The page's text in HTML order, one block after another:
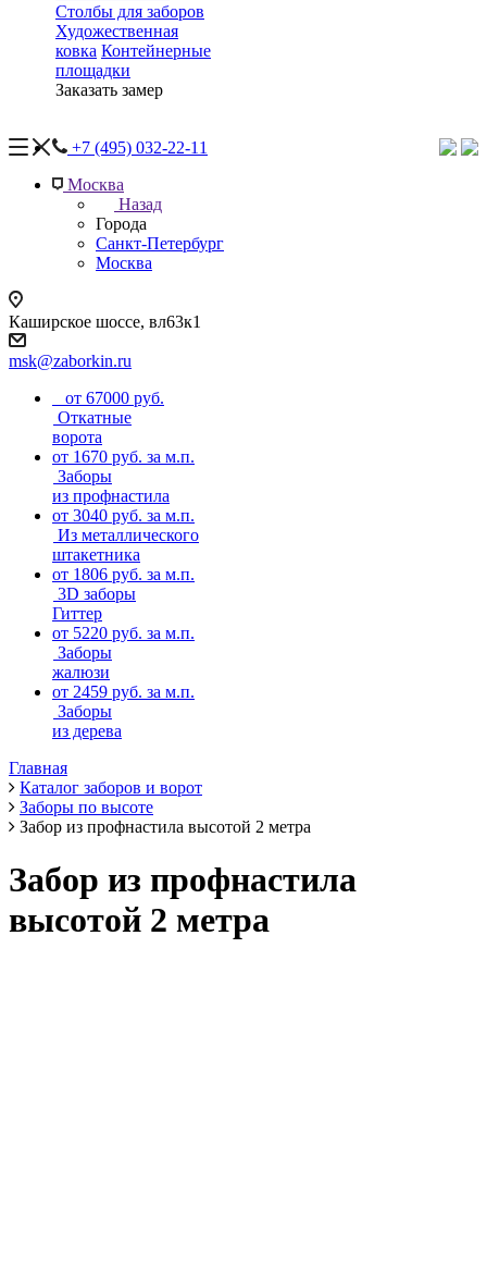
Столбы для заборов
Художественная
ковка Контейнерные
площадки
Заказать замер
+7 (495) 032-22-11
Москва
Назад
Города
Санкт-Петербург
Москва
Каширское шоссе, вл63к1
msk@zaborkin.ru
от 67000 руб.
Откатные
ворота
от 1670 руб. за м.п.
Заборы
из профнастила
от 3040 руб. за м.п.
Из металлического
штакетника
от 1806 руб. за м.п.
3D заборы
Гиттер
от 5220 руб. за м.п.
Заборы
жалюзи
от 2459 руб. за м.п.
Заборы
из дерева
Главная
Каталог заборов и ворот
Заборы по высоте
Забор из профнастила высотой 2 метра
Забор из профнастила
высотой 2 метра